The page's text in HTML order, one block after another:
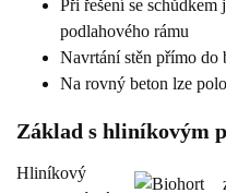
Při řešení se
podlahového rámu
Navrtání stěn přímo do
Na rovný beton lze
Základ s hliníkovým
Hliníkový